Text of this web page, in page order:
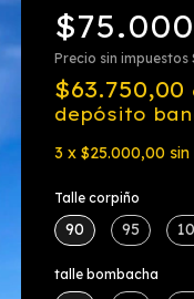
Precio sin impuestos
$63.750,00
depósito
3 x $25.000,00
Talle corpiño
90 95
talle bombacha